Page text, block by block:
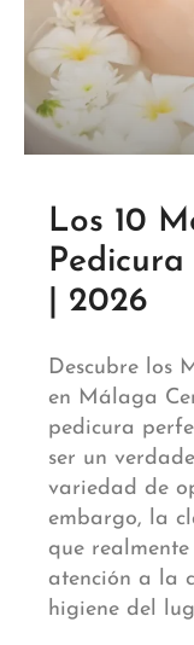
Los 10
| 2026
Descubre los
en Málaga
pedicura
ser un
variedad de
embargo, la
que
atención a la
higiene del